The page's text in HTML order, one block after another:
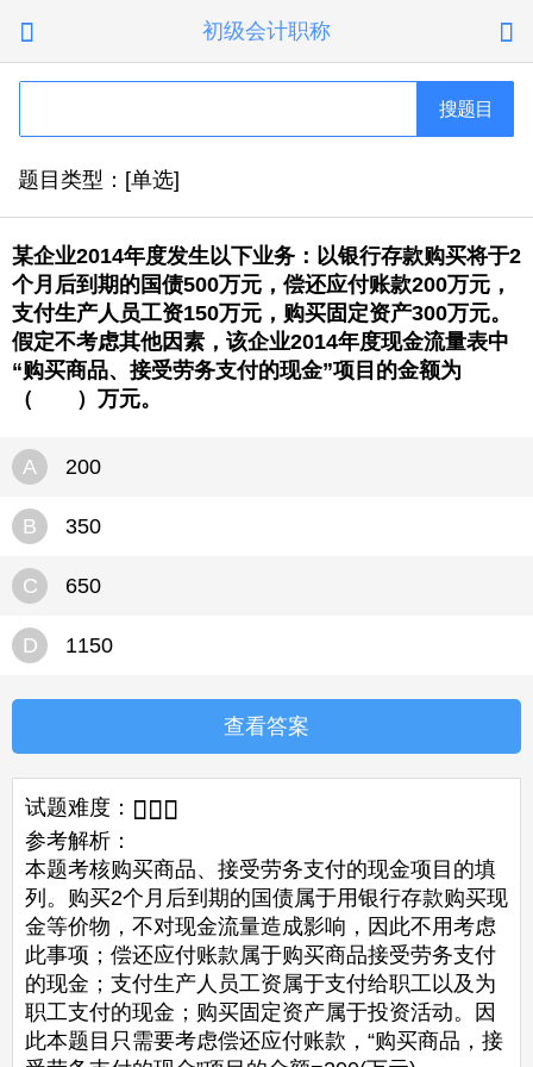
 初级会计职称 
搜题目
题目类型：[单选]
某企业2014年度发生以下业务：以银行存款购买将于2
个月后到期的国债500万元，偿还应付账款200万元，
支付生产人员工资150万元，购买固定资产300万元。
假定不考虑其他因素，该企业2014年度现金流量表中
“购买商品、接受劳务支付的现金”项目的金额为
（ ）万元。
A 200
B 350
C 650
D 1150
查看答案
试题难度：   
参考解析：
本题考核购买商品、接受劳务支付的现金项目的填
列。购买2个月后到期的国债属于用银行存款购买现
金等价物，不对现金流量造成影响，因此不用考虑
此事项；偿还应付账款属于购买商品接受劳务支付
的现金；支付生产人员工资属于支付给职工以及为
职工支付的现金；购买固定资产属于投资活动。因
此本题目只需要考虑偿还应付账款，“购买商品，接